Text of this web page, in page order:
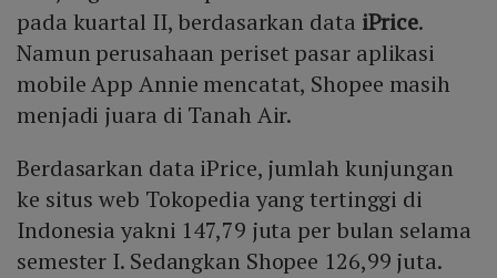
pada kuartal II, berdasarkan data iPrice.
Namun perusahaan periset pasar aplikasi
mobile App Annie mencatat, Shopee masih
menjadi juara di Tanah Air.
Berdasarkan data iPrice, jumlah kunjungan
ke situs web Tokopedia yang tertinggi di
Indonesia yakni 147,79 juta per bulan selama
semester I. Sedangkan Shopee 126,99 juta.